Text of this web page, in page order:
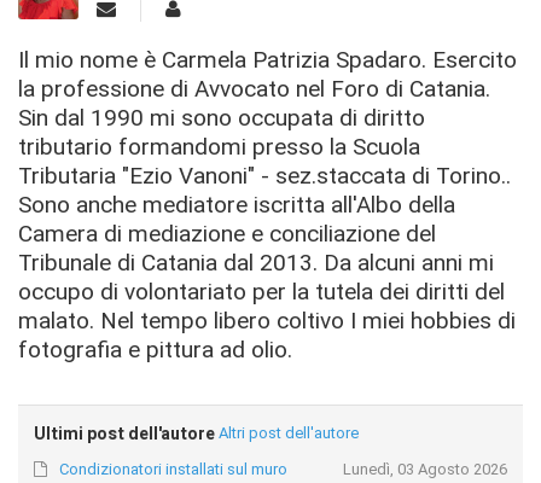
Il mio nome è Carmela Patrizia Spadaro. Esercito
la professione di Avvocato nel Foro di Catania.
Sin dal 1990 mi sono occupata di diritto
tributario formandomi presso la Scuola
Tributaria "Ezio Vanoni" - sez.staccata di Torino..
Sono anche mediatore iscritta all'Albo della
Camera di mediazione e conciliazione del
Tribunale di Catania dal 2013. Da alcuni anni mi
occupo di volontariato per la tutela dei diritti del
malato. Nel tempo libero coltivo I miei hobbies di
fotografia e pittura ad olio.
Ultimi post dell'autore Altri post dell'autore
Lunedì, 03 Agosto 2026
Condizionatori installati sul muro